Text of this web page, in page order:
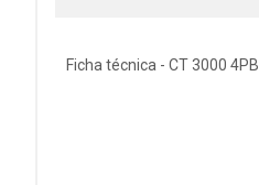
Ficha técnica - CT 3000 4PB